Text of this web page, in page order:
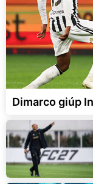
Dimarco giúp